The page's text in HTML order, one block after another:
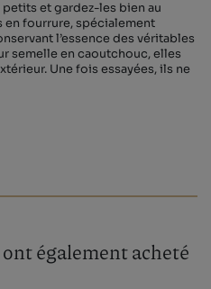
et gardez-les bien au
en fourrure, spécialement
l’essence des véritables
semelle en caoutchouc, elles
Une fois essayées, ils ne
également acheté